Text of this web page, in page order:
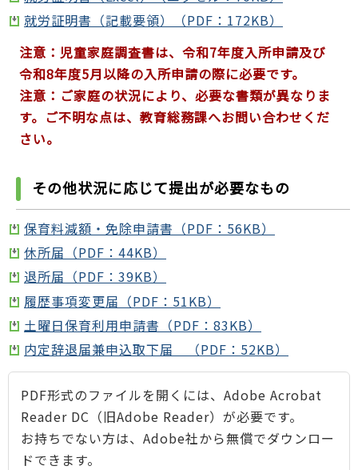
就労証明書（記載要領）（PDF：172KB）
注意：児童家庭調査書は、令和7年度入所申請及び
令和8年度5月以降の入所申請の際に必要です。
注意：ご家庭の状況により、必要な書類が異なりま
す。ご不明な点は、教育総務課へお問い合わせくだ
さい。
その他状況に応じて提出が必要なもの
保育料減額・免除申請書（PDF：56KB）
休所届（PDF：44KB）
退所届（PDF：39KB）
履歴事項変更届（PDF：51KB）
土曜日保育利用申請書（PDF：83KB）
内定辞退届兼申込取下届 （PDF：52KB）
PDF形式のファイルを開くには、Adobe Acrobat
Reader DC（旧Adobe Reader）が必要です。
お持ちでない方は、Adobe社から無償でダウンロー
ドできます。